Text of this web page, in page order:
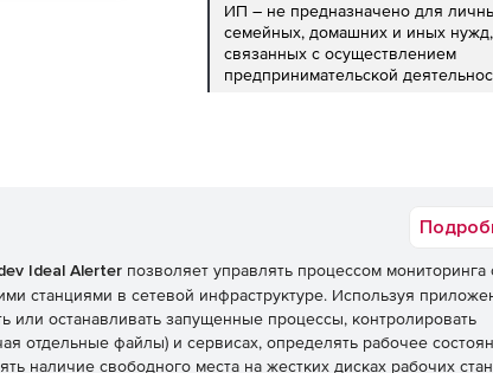
ИП – не предназначено для
семейных, домашних и иных
связанных с осуществлением
предпринимательской
Ideal Alerter позволяет управлять процессом мониторинга
станциями в сетевой инфраструктуре. Используя
или останавливать запущенные процессы, контролировать
отдельные файлы) и сервисах, определять рабочее
наличие свободного места на жестких дисках рабочих